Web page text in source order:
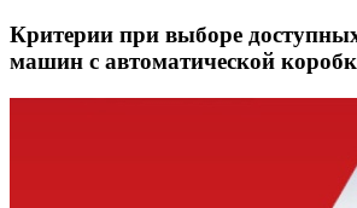
Критерии при выборе
машин с автоматической